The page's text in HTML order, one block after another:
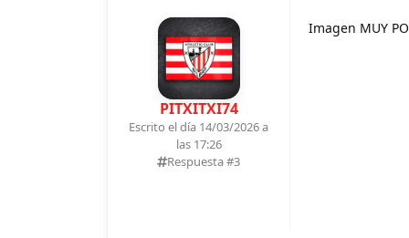
PITXITXI74
Escrito el día 14/03/2026 a
las 17:26
Respuesta #3
Imagen MUY